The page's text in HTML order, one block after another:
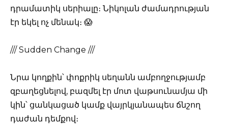
դրամատիկ սերիալը։ Նիկոլան ժամադրության
էր եկել ոչ մենակ։ 😱
/// Sudden Change ///
Նրա կողքին՝ փոքրիկ սեղանն ամբողջությամբ
զբաղեցնելով, բազմել էր մոտ վաթսունամյա մի
կին՝ ցանկացած կամք վայրկյանապես ճնշող
դաժան դեմքով։